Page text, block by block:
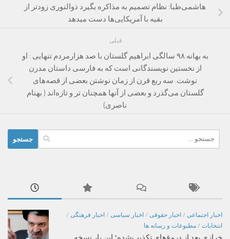
هاشمی‌طبا: نظام تصمیم به مذاکره بگیرد ذوالنوری زودتر از
بقیه با آمریکایی‌ها دست میدهد
قبلی
به بهانه ۹۸ سالگی ابراهیم گلستان با صد هزارمردم تنهایی : او
از نخستین نویسندگانی است که به فارسی داستان مدرن
نوشت. سه ربع قرن از زمان نوشتن بعضی از قصه‌های
گلستان می‌گذرد و بعضی از آنها همچنان تر و تازه‌اند ( بهنام
ناصری)
برای:
اخبار اجتماعی / اخبار حقوقی / اخبار سیاسی / اخبار فرهنگی /
انتخابات / مطبوعات و رسانه ها